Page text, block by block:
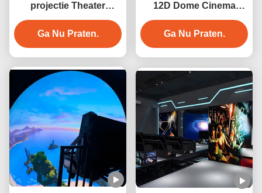
projectie Theater
Cinema Projectie Dome
Scherm
Ga Nu Praten.
12D Dome Cinema
Virtual Reality-
bewegingssimulator
Ga Nu Praten.